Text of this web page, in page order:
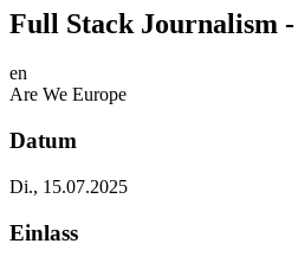
Full Stack Journalism
en
Are We Europe
Datum
Di., 15.07.2025
Einlass